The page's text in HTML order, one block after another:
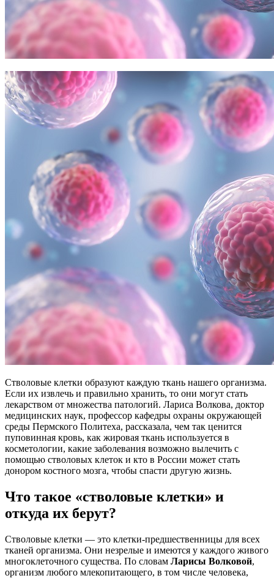
Стволовые клетки образуют каждую ткань нашего организма.
Если их извлечь и правильно хранить, то они могут стать
лекарством от множества патологий. Лариса Волкова, доктор
медицинских наук, профессор кафедры охраны окружающей
среды Пермского Политеха, рассказала, чем так ценится
пуповинная кровь, как жировая ткань используется в
косметологии, какие заболевания возможно вылечить с
помощью стволовых клеток и кто в России может стать
донором костного мозга, чтобы спасти другую жизнь.
Что такое «стволовые клетки» и
откуда их берут?
Стволовые клетки — это клетки-предшественницы для всех
тканей организма. Они незрелые и имеются у каждого живого
многоклеточного существа. По словам Ларисы Волковой,
организм любого млекопитающего, в том числе человека,